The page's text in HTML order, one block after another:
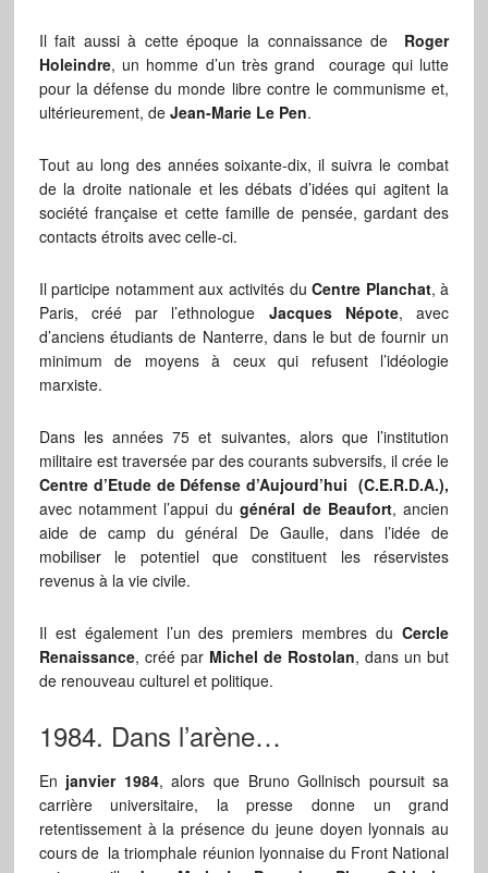
Il fait aussi à cette époque la connaissance de Roger
Holeindre, un homme d’un très grand courage qui lutte
pour la défense du monde libre contre le communisme et,
ultérieurement, de Jean-Marie Le Pen.
Tout au long des années soixante-dix, il suivra le combat
de la droite nationale et les débats d’idées qui agitent la
société française et cette famille de pensée, gardant des
contacts étroits avec celle-ci.
Il participe notamment aux activités duCentre Planchat, à
Paris, créé par l’ethnologue Jacques Népote, avec
d’anciens étudiants de Nanterre, dans le but de fournir un
minimum de moyens à ceux qui refusent l’idéologie
marxiste.
Dans les années 75 et suivantes, alors que l’institution
militaire est traversée par des courants subversifs, il crée le
Centre d’Etude de Défense d’Aujourd’hui (C.E.R.D.A.),
avec notamment l’appui dugénéral de Beaufort, ancien
aide de camp du général De Gaulle, dans l’idée de
mobiliser le potentiel que constituent les réservistes
revenus à la vie civile.
Il est également l’un des premiers membres duCercle
Renaissance, créé par Michel de Rostolan, dans un but
de renouveau culturel et politique.
1984. Dans l’arène…
En janvier 1984, alors que Bruno Gollnisch poursuit sa
carrière universitaire, la presse donne un grand
retentissement à la présence du jeune doyen lyonnais au
cours de la triomphale réunion lyonnaise du Front National